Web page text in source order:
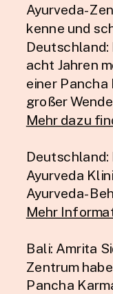
Ayurveda-
kenne und
Deutschland:
acht Jahren
einer Pancha
großer
Mehr dazu
Deutschland:
Ayurveda
Ayurveda-
Mehr
Bali: Amrita
Zentrum
Pancha